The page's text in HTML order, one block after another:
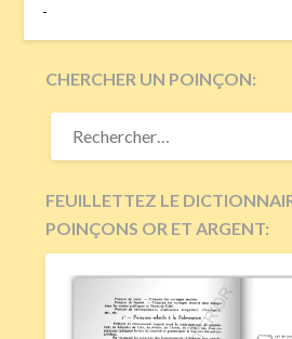
-
CHERCHER UN POINÇON:
RECHERCHER :
FEUILLETTEZ LE
POINÇONS OR ET ARGENT: